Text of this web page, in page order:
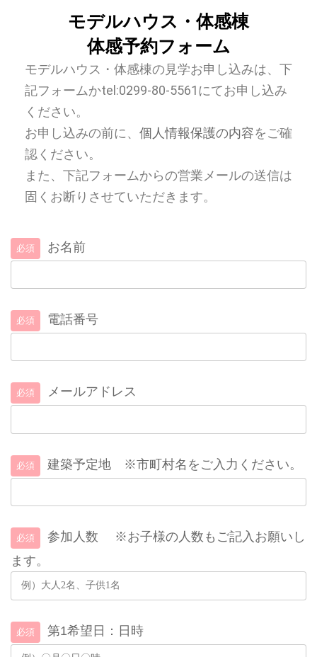
モデルハウス・体感棟
体感予約フォーム
モデルハウス・体感棟の見学お申し込みは、下
記フォームかtel:0299-80-5561にてお申し込み
ください。
お申し込みの前に、 個人情報保護の内容をご確
認ください。
また、下記フォームからの営業メールの送信は
固くお断りさせていただきます。
必須 お名前
必須 電話番号
必須 メールアドレス
必須 建築予定地 ※市町村名をご入力ください。
必須
参加人数 ※お子様の人数もご記入お願いし
ます。
必須 第1希望日：日時